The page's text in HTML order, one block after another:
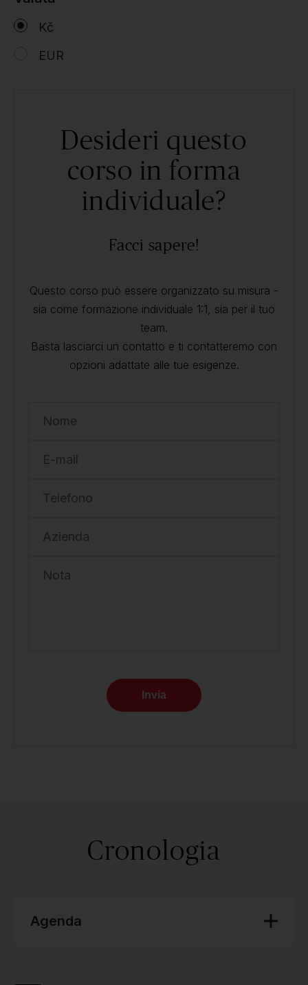
Kč
EUR
Desideri questo
corso in forma
individuale?
Facci sapere!
Questo corso può essere organizzato su misura -
sia come formazione individuale 1:1, sia per il tuo
team.
Basta lasciarci un contatto e ti contatteremo con
opzioni adattate alle tue esigenze.
Nome
E-mail
Telefono
Azienda
Nota
Invia
Cronologia
Agenda